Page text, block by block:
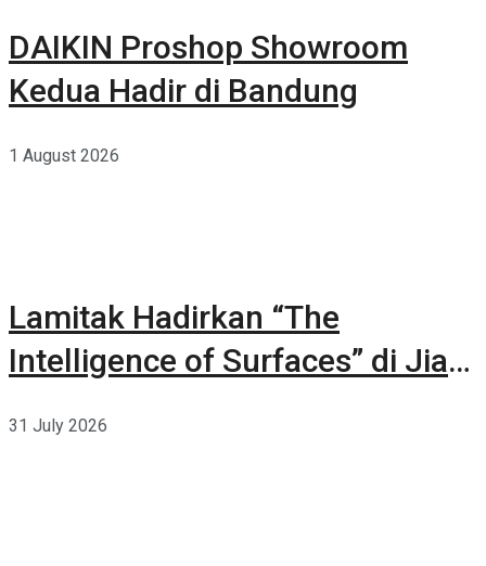
DAIKIN Proshop Showroom
Kedua Hadir di Bandung
1 August 2026
Lamitak Hadirkan “The
Intelligence of Surfaces” di Jia
31 July 2026